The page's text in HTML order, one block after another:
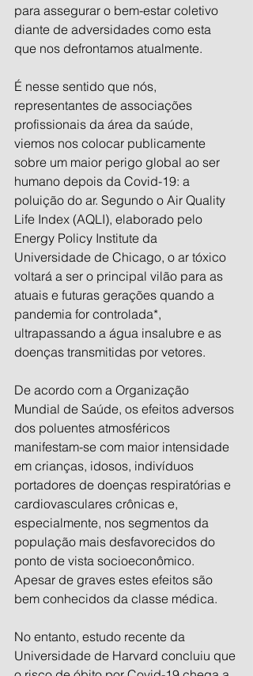
para assegurar o bem-estar coletivo
diante de adversidades como esta
que nos defrontamos atualmente.
É nesse sentido que nós,
representantes de associações
profissionais da área da saúde,
viemos nos colocar publicamente
sobre um maior perigo global ao ser
humano depois da Covid-19: a
poluição do ar. Segundo o Air Quality
Life Index (AQLI), elaborado pelo
Energy Policy Institute da
Universidade de Chicago, o ar tóxico
voltará a ser o principal vilão para as
atuais e futuras gerações quando a
pandemia for controlada*,
ultrapassando a água insalubre e as
doenças transmitidas por vetores.
De acordo com a Organização
Mundial de Saúde, os efeitos adversos
dos poluentes atmosféricos
manifestam-se com maior intensidade
em crianças, idosos, indivíduos
portadores de doenças respiratórias e
cardiovasculares crônicas e,
especialmente, nos segmentos da
população mais desfavorecidos do
ponto de vista socioeconômico.
Apesar de graves estes efeitos são
bem conhecidos da classe médica.
No entanto, estudo recente da
Universidade de Harvard concluiu que